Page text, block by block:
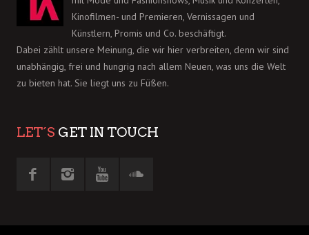
Kinofilmen- und Premieren, Vernissagen und
Künstlern, Promis und Co. beschäftigt.
Dabei zählt unsere Meinung, die wir hier verbreiten, denn wir sind
unabhängig, frei und hungrig nach allem Neuen, was uns die Welt
zu bieten hat. Sie liegt uns zu Füßen.
LET´S GET IN TOUCH